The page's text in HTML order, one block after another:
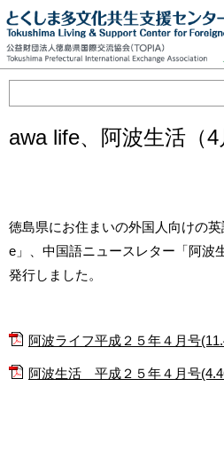
awa life、阿波生活（4
徳島県にお住まいの外国人向けの
e」、中国語ニュースレター「阿波
発行しました。
阿波ライフ平成２５年４月号
阿波生活 平成２５年４月号